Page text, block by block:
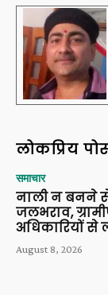
लोकप्रिय
समाचार
नाली न बनने
जलभराव,
अधिकारियों से
August 8, 2026